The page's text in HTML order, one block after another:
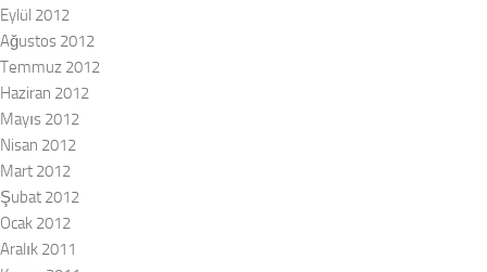
Eylül 2012
Ağustos 2012
Temmuz 2012
Haziran 2012
Mayıs 2012
Nisan 2012
Mart 2012
Şubat 2012
Ocak 2012
Aralık 2011